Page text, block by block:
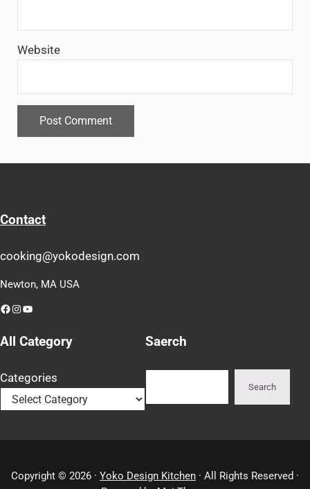
Website
Contact
cooking@yokodesign.com
Newton, MA USA
Facebook
Instagram
YouTube
All Category
Categories
Saerch
Search
Copyright © 2026 · Yoko Design Kitchen · All Rights Reserved ·